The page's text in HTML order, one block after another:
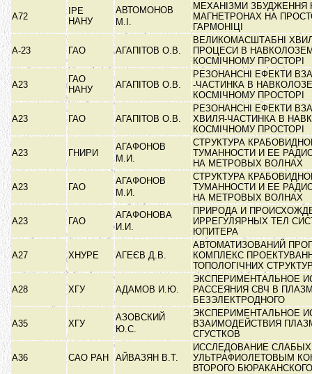
А72
ІРЕ
НАНУ
АВТОМОНОВ
М.І.
МЕХАНІЗМИ ЗБУДЖЕННЯ
МАГНЕТРОНАХ НА
ГАРМОНІЦІ
А-23 ГАО АГАПІТОВ О.В.
ВЕЛИКОМАСШТАБНІ
ПРОЦЕСИ В
КОСМІЧНОМУ ПРОСТОРІ
А23
ГАО
НАНУ
АГАПІТОВ О.В.
РЕЗОНАНСНІ ЕФЕКТИ
-ЧАСТИНКА В
КОСМІЧНОМУ ПРОСТОРІ
А23 ГАО АГАПІТОВ О.В.
РЕЗОНАНСНІ ЕФЕКТИ
ХВИЛЯ-ЧАСТИНКА В
КОСМІЧНОМУ ПРОСТОРІ
А23 ГНИРИ
АГАФОНОВ
М.И.
СТРУКТУРА
ТУМАННОСТИ И ЕЕ
НА МЕТРОВЫХ ВОЛНАХ
А23 ГАО
АГАФОНОВ
М.И.
СТРУКТУРА
ТУМАННОСТИ И ЕЕ
НА МЕТРОВЫХ ВОЛНАХ
А23 ГАО
АГАФОНОВА
И.И.
ПРИРОДА И
ИРРЕГУЛЯРНЫХ ТЕЛ
ЮПИТЕРА
А27 ХНУРЕ АГЕЄВ Д.В.
АВТОМАТИЗОВАНИЙ
КОМПЛЕКС
ТОПОЛОГІЧНИХ
А28 ХГУ АДАМОВ И.Ю.
ЭКСПЕРИМЕНТАЛЬНОЕ
РАССЕЯНИЯ СВЧ В
БЕЗЭЛЕКТРОДНОГО
А35 ХГУ
АЗОВСКИЙ
Ю.С.
ЭКСПЕРИМЕНТАЛЬНОЕ
ВЗАИМОДЕЙСТВИЯ
СГУСТКОВ
А36 САО РАН АЙВАЗЯН В.Т.
ИССЛЕДОВАНИЕ СЛАБЫХ
УЛЬТРАФИОЛЕТОВЫМ
ВТОРОГО